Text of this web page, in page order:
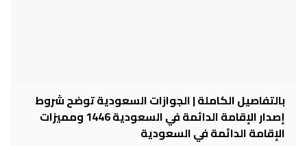
بالتفاصيل الكاملة | الجوازات السعودية توضح شروط
إصدار الإقامة الدائمة في السعودية 1446 ومميزات
الإقامة الدائمة في السعودية